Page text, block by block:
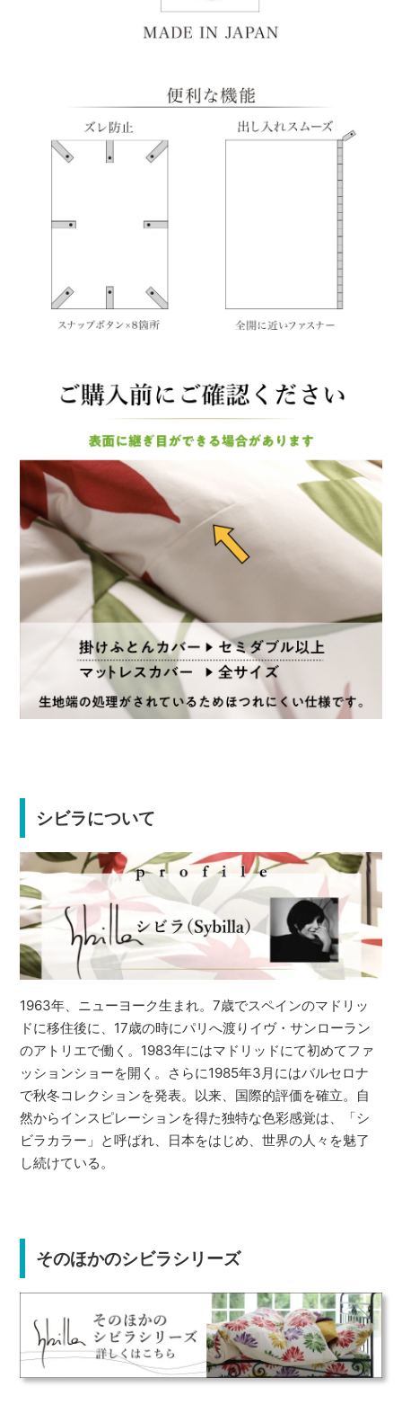
シビラについて
1963年、ニューヨーク生まれ。7歳でスペインのマドリッ
ドに移住後に、17歳の時にパリへ渡りイヴ・サンローラン
のアトリエで働く。1983年にはマドリッドにて初めてファ
ッションショーを開く。さらに1985年3月にはバルセロナ
で秋冬コレクションを発表。以来、国際的評価を確立。自
然からインスピレーションを得た独特な色彩感覚は、「シ
ビラカラー」と呼ばれ、日本をはじめ、世界の人々を魅了
し続けている。
そのほかのシビラシリーズ